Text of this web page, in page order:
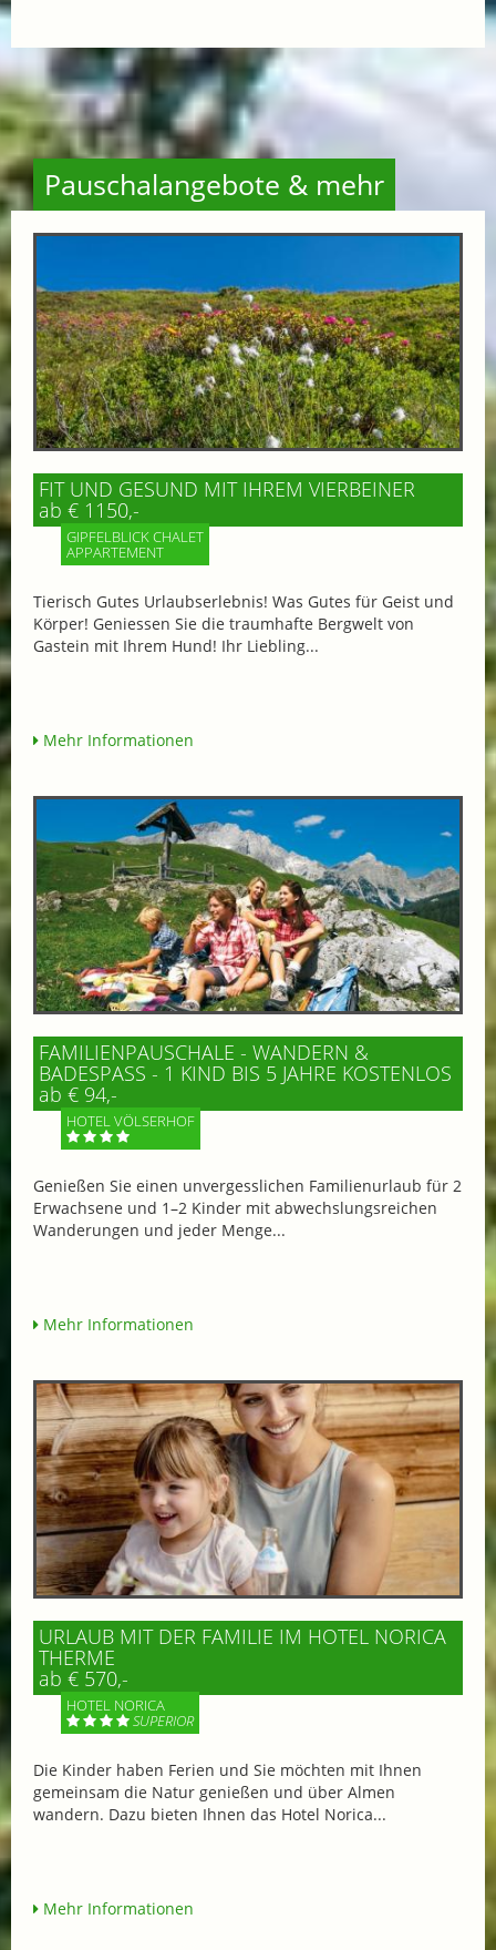
Pauschalangebote & mehr
FIT UND GESUND MIT IHREM VIERBEINER
ab € 1150,-
GIPFELBLICK CHALET
APPARTEMENT
Tierisch Gutes Urlaubserlebnis! Was Gutes für Geist und
Körper! Geniessen Sie die traumhafte Bergwelt von
Gastein mit Ihrem Hund! Ihr Liebling...
Mehr Informationen
FAMILIENPAUSCHALE - WANDERN &
BADESPASS - 1 KIND BIS 5 JAHRE KOSTENLOS
ab € 94,-
HOTEL VÖLSERHOF
Genießen Sie einen unvergesslichen Familienurlaub für 2
Erwachsene und 1–2 Kinder mit abwechslungsreichen
Wanderungen und jeder Menge...
Mehr Informationen
URLAUB MIT DER FAMILIE IM HOTEL NORICA
THERME
ab € 570,-
HOTEL NORICA
SUPERIOR
Die Kinder haben Ferien und Sie möchten mit Ihnen
gemeinsam die Natur genießen und über Almen
wandern. Dazu bieten Ihnen das Hotel Norica...
Mehr Informationen